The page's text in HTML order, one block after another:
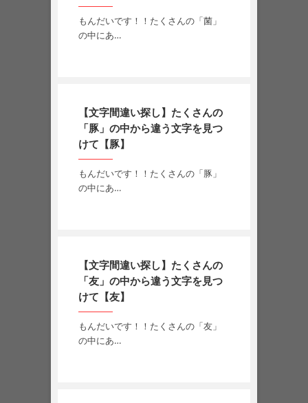
もんだいです！！たくさんの「菌」
の中にあ…
【文字間違い探し】たくさんの
「豚」の中から違う文字を見つ
けて【豚】
もんだいです！！たくさんの「豚」
の中にあ…
【文字間違い探し】たくさんの
「友」の中から違う文字を見つ
けて【友】
もんだいです！！たくさんの「友」
の中にあ…